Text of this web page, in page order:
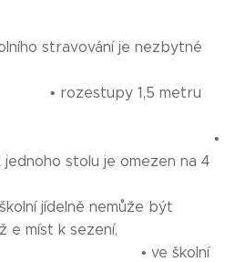
stravování je nezbytné
1,5 metru
stoly,
stolu je omezen na 4
nemůže být
než e míst k sezení,
školní